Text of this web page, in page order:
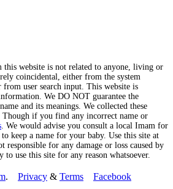
this website is not related to anyone, living or
coincidental, either from the system
user search input. This website is
We DO NOT guarantee the
and its meanings. We collected these
Though if you find any incorrect name or
. We would advise you consult a local Imam for
keep a name for your baby. Use this site at
responsible for any damage or loss caused by
use this site for any reason whatsoever.
. Privacy & Terms
Facebook